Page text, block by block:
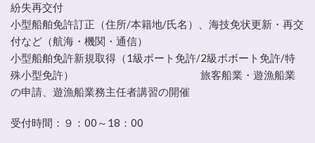
紛失再交付
小型船舶免許訂正（住所/本籍地/氏名）、海技免状更新・再交
付など（航海・機関・通信）
小型船舶免許新規取得（1級ボート免許/2級ボボート免許/特
殊小型免許） 旅客船業・遊漁船業
の申請、遊漁船業務主任者講習の開催
受付時間：９：00～18：00